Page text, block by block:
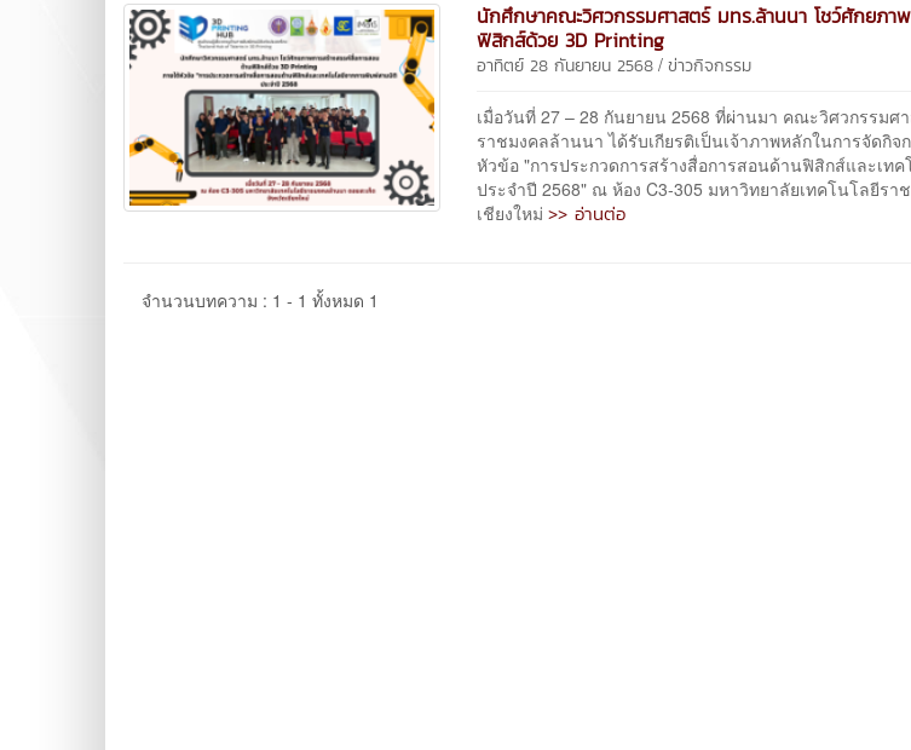
นักศึกษาคณะวิศวกรรมศาสตร์ มทร.ล้านนา โชว์ศักยภา
ฟิสิกส์ด้วย 3D Printing
อาทิตย์ 28 กันยายน 2568 /ข่าวกิจกรรม
เมื่อวันที่ 27 – 28 กันยายน 2568 ที่ผ่านมา คณะวิศวกรรมศ
ราชมงคลล้านนา ได้รับเกียรติเป็นเจ้าภาพหลักในการจัดกิ
หัวข้อ "การประกวดการสร้างสื่อการสอนด้านฟิสิกส์และเท
ประจำปี 2568" ณ ห้อง C3-305 มหาวิทยาลัยเทคโนโลยีรา
เชียงใหม่>> อ่านต่อ
จำนวนบทความ : 1 - 1 ทั้งหมด 1